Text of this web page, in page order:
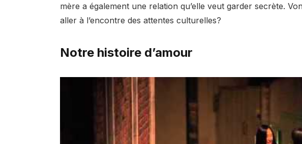
mère a également une relation qu’elle veut garder secrète.
aller à l’encontre des attentes culturelles?
Notre histoire d’amour